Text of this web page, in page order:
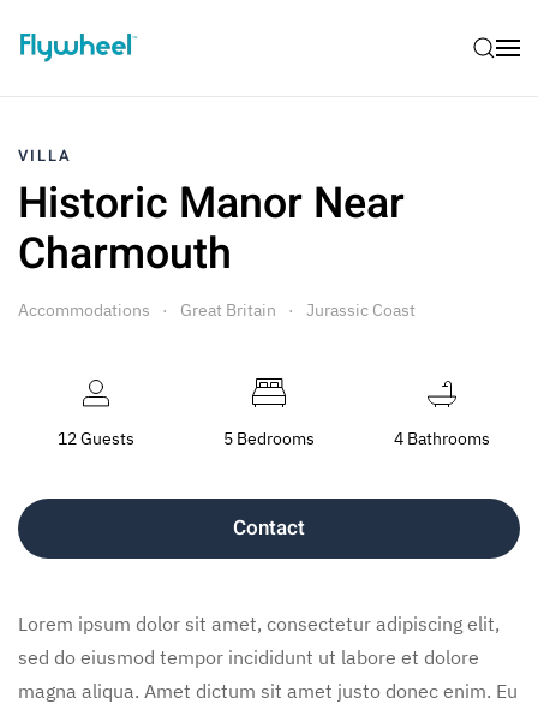
VILLA
Historic Manor Near
Charmouth
Accommodations Great Britain Jurassic Coast
12 Guests 5 Bedrooms 4 Bathrooms
Contact
Lorem ipsum dolor sit amet, consectetur adipiscing elit,
sed do eiusmod tempor incididunt ut labore et dolore
magna aliqua. Amet dictum sit amet justo donec enim. Eu